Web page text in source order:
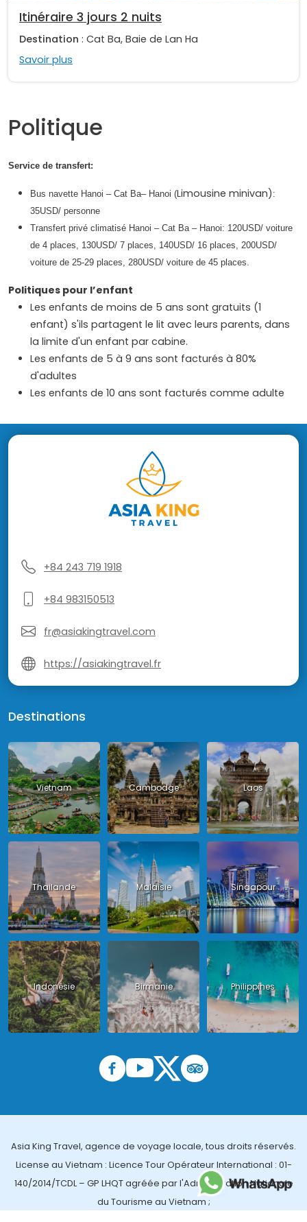
Itinéraire 3 jours 2 nuits
Destination : Cat Ba, Baie de Lan Ha
Savoir plus
Politique
Service de transfert:
Bus navette Hanoi – Cat Ba– Hanoi (Limousine minivan) :
35USD/ personne
Transfert privé climatisé Hanoi – Cat Ba – Hanoi: 120USD/ voiture
de 4 places, 130USD/ 7 places, 140USD/ 16 places, 200USD/
voiture de 25-29 places, 280USD/ voiture de 45 places.​
Politiques pour l’enfant
Les enfants de moins de 5 ans sont gratuits (1
enfant) s'ils partagent le lit avec leurs parents, dans
la limite d'un enfant par cabine.
Les enfants de 5 à 9 ans sont facturés à 80%
d'adultes
Les enfants de 10 ans sont facturés comme adulte
+84 243 719 1918
+84 983150513
fr@asiakingtravel.com
https://asiakingtravel.fr
Destinations
Vietnam Cambodge Laos
Thailande Malaisie Singapour
Indonésie Birmanie Philippines
Asia King Travel, agence de voyage locale, tous droits réservés.
License au Vietnam : Licence Tour Opérateur International : 01-
140/2014/TCDL – GP LHQT agréée par l'Administration Nationale
du Tourisme au Vietnam ;